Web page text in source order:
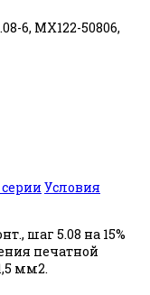
6, MX122-50806,
Условия
шаг 5.08 на 15%
печатной
мм2.